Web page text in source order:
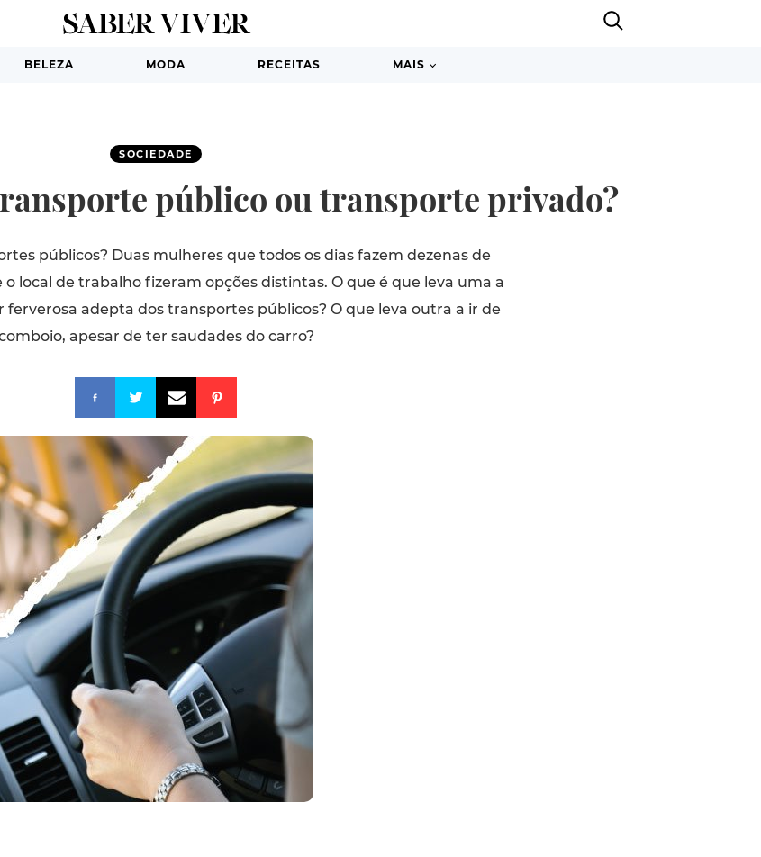
BELEZA MODA RECEITAS MAIS
SOCIEDADE
público ou transporte privado?
públicos? Duas mulheres que todos os dias fazem dezenas de
local de trabalho fizeram opções distintas. O que é que leva uma a
ferverosa adepta dos transportes públicos? O que leva outra a ir de
apesar de ter saudades do carro?